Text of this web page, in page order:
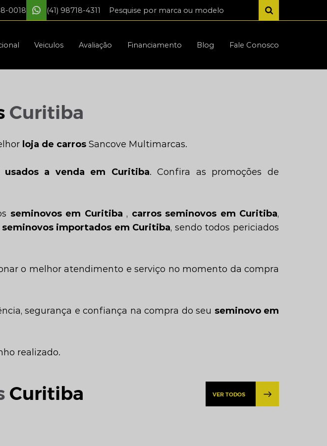
0018 (41) 98718-4311
Veiculos Avaliação Financiamento Blog Fale Conosco
Curitiba
loja de carros Sancove Multimarcas.
usados a venda em Curitiba. Confira as promoções de
seminovos em Curitiba , carros seminovos em Curitiba,
seminovos importados em Curitiba, sendo todos periciados
o melhor atendimento e serviço no momento da compra
segurança e confiança na compra do seu seminovo em
realizado.
Curitiba VER TODOS